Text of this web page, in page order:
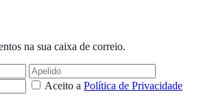
na sua caixa de correio.
Aceito a Política de Privacidade